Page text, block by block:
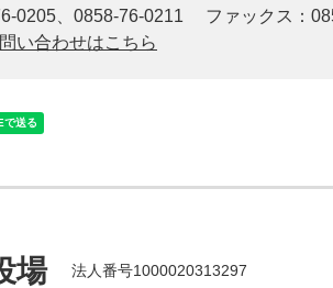
0205、0858-76-0211
ファックス：
い合わせはこちら
場 法人番号1000020313297